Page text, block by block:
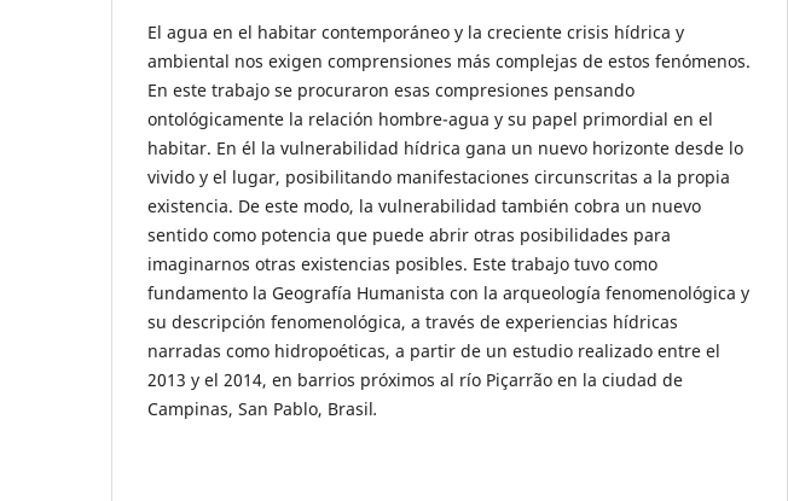
El agua en el habitar contemporáneo y la creciente crisis hídrica y
ambiental nos exigen comprensiones más complejas de estos fenómenos.
En este trabajo se procuraron esas compresiones pensando
ontológicamente la relación hombre-agua y su papel primordial en el
habitar. En él la vulnerabilidad hídrica gana un nuevo horizonte desde lo
vivido y el lugar, posibilitando manifestaciones circunscritas a la propia
existencia. De este modo, la vulnerabilidad también cobra un nuevo
sentido como potencia que puede abrir otras posibilidades para
imaginarnos otras existencias posibles. Este trabajo tuvo como
fundamento la Geografía Humanista con la arqueología fenomenológica y
su descripción fenomenológica, a través de experiencias hídricas
narradas como hidropoéticas, a partir de un estudio realizado entre el
2013 y el 2014, en barrios próximos al río Piçarrão en la ciudad de
Campinas, San Pablo, Brasil.